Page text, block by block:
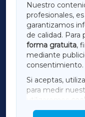
Nuestro
profesionales,
garantizamos
de calidad.
forma gratuita,
mediante
consentimiento.
Si aceptas,
para medir
utilizaremos
mostrar